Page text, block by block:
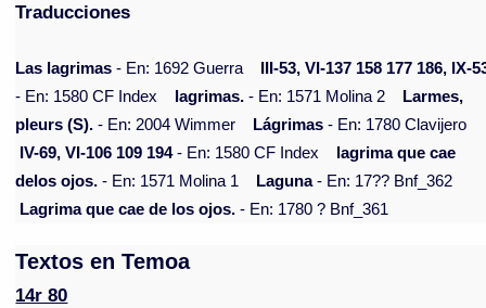
Traducciones
Las lagrimas - En: 1692 Guerra
III-53, VI-137 158 177 186, IX-
- En: 1580 CF Index
lagrimas. - En: 1571 Molina 2
Larmes,
pleurs (S). - En: 2004 Wimmer Lágrimas - En: 1780 Clavijero
IV-69, VI-106 109 194- En: 1580 CF Index
lagrima que cae
delos ojos. - En: 1571 Molina 1 Laguna- En: 17?? Bnf_362
Lagrima que cae de los ojos. - En: 1780 ? Bnf_361
Textos en Temoa
14r 80